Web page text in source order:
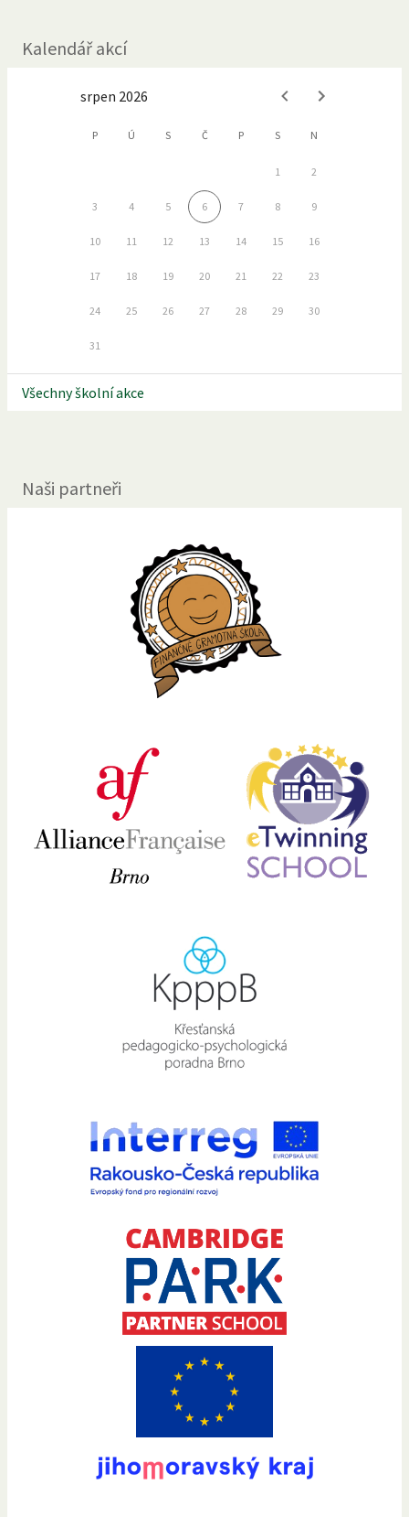
Kalendář akcí
srpen 2026
P Ú S Č P S N
1 2
3 4 5 6 7 8 9
10 11 12 13 14 15 16
17 18 19 20 21 22 23
24 25 26 27 28 29 30
31
Všechny školní akce
Naši partneři